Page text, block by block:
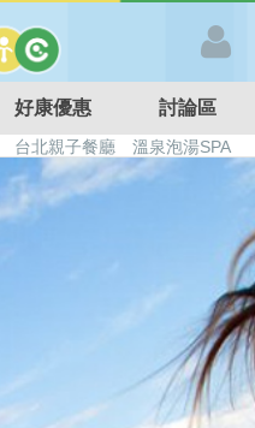
好康優惠 討論區
台北親子餐廳
溫泉泡湯SPA
日本親子景點